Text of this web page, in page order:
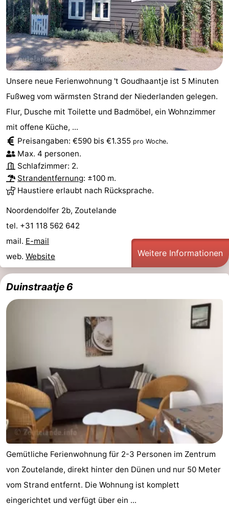
Unsere neue Ferienwohnung 't Goudhaantje ist 5 Minuten
Fußweg vom wärmsten Strand der Niederlanden gelegen.
Flur, Dusche mit Toilette und Badmöbel, ein Wohnzimmer
mit offene Küche, ...
Preisangaben: €590 bis €1.355 pro Woche.
Max. 4 personen.
Schlafzimmer: 2.
Strandentfernung: ±100 m.
Haustiere erlaubt nach Rücksprache.
Noordendolfer 2b, Zoutelande
tel. +31 118 562 642
mail. E-mail
web. Website Weitere Informationen
Duinstraatje 6
Gemütliche Ferienwohnung für 2-3 Personen im Zentrum
von Zoutelande, direkt hinter den Dünen und nur 50 Meter
vom Strand entfernt. Die Wohnung ist komplett
eingerichtet und verfügt über ein ...